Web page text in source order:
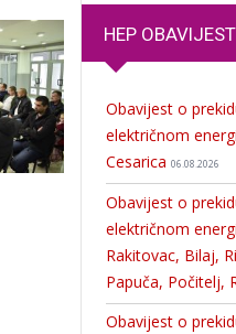
HEP
Obavijest o
električnom
Cesarica 06.08.2026
Obavijest o
električnom
Rakitovac, Bilaj,
Papuča, Počitelj,
Obavijest o